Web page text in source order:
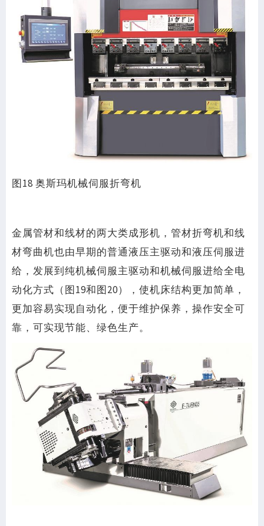
图18 奥斯玛机械伺服折弯机
金属管材和线材的两大类成形机，管材折弯机和线
材弯曲机也由早期的普通液压主驱动和液压伺服进
给，发展到纯机械伺服主驱动和机械伺服进给全电
动化方式（图19和图20），使机床结构更加简单，
更加容易实现自动化，便于维护保养，操作安全可
靠，可实现节能、绿色生产。